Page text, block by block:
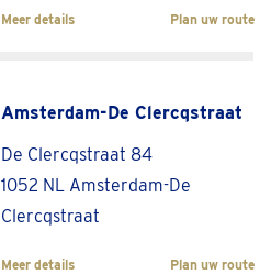
Meer details Plan uw route
Amsterdam-De Clercqstraat
De Clercqstraat 84
1052 NL Amsterdam-De
Clercqstraat
Meer details Plan uw route